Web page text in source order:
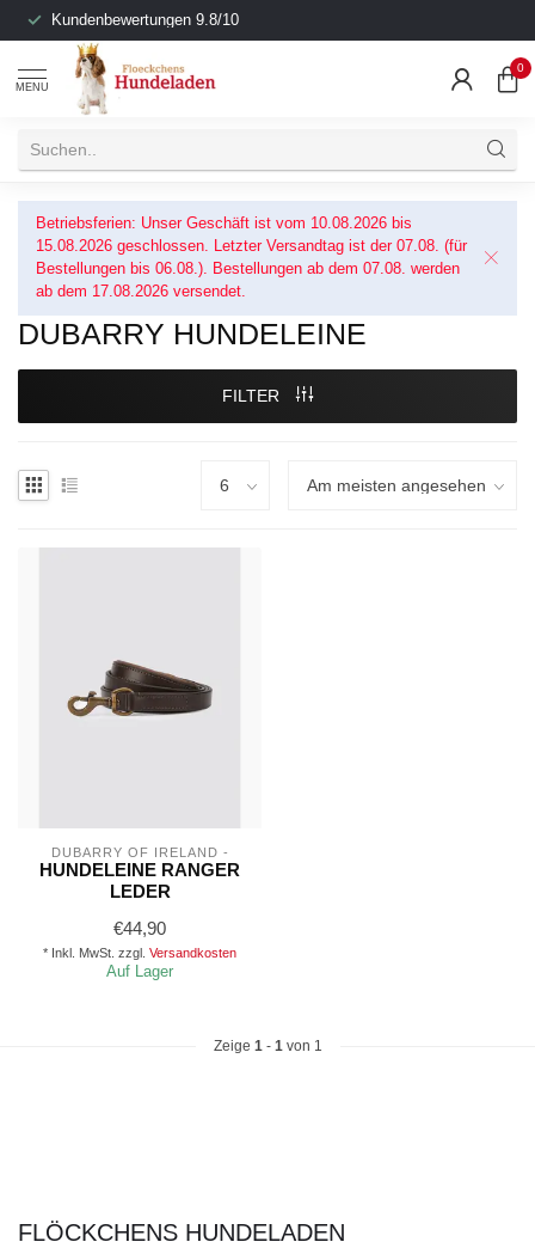
Kundenbewertungen 9.8/10
MENU
0
Betriebsferien: Unser Geschäft ist vom 10.08.2026 bis
15.08.2026 geschlossen. Letzter Versandtag ist der 07.08. (für
Bestellungen bis 06.08.). Bestellungen ab dem 07.08. werden
ab dem 17.08.2026 versendet.
DUBARRY HUNDELEINE
FILTER
DUBARRY OF IRELAND -
HUNDELEINE RANGER
LEDER
€44,90
* Inkl. MwSt. zzgl. Versandkosten
Auf Lager
Zeige 1- 1von 1
FLÖCKCHENS HUNDELADEN